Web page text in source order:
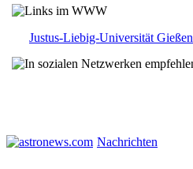
Justus-Liebig-Universität Gießen
Nachrichten